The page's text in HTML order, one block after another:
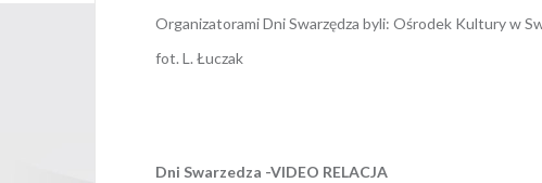
Organizatorami Dni Swarzędza byli: Ośrodek Kultury w
fot. L. Łuczak
Dni Swarzedza -VIDEO RELACJA